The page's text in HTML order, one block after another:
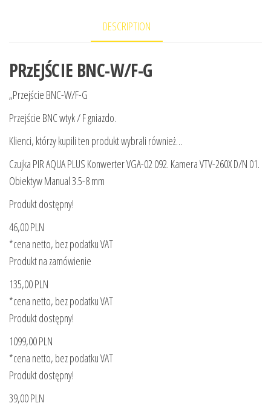
DESCRIPTION
PRzEJŚCIE BNC-W/F-G
„Przejście BNC-W/F-G
Przejście BNC wtyk / F gniazdo.
Klienci, którzy kupili ten produkt wybrali również…
Czujka PIR AQUA PLUS Konwerter VGA-02 092. Kamera VTV-260X D/N 01.
Obiektyw Manual 3.5-8 mm
Produkt dostępny!
46,00 PLN
*cena netto, bez podatku VAT
Produkt na zamówienie
135,00 PLN
*cena netto, bez podatku VAT
Produkt dostępny!
1099,00 PLN
*cena netto, bez podatku VAT
Produkt dostępny!
39,00 PLN